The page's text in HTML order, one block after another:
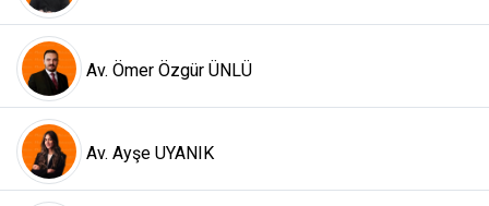
Av. Ömer Özgür ÜNLÜ
Av. Ayşe UYANIK